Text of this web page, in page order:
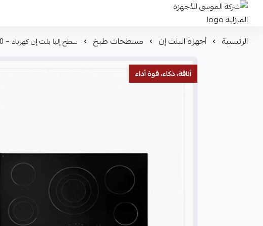
شركة الموسى للأجهزة المنزلية
الرئيسية أجهزة البلت إن مسطحات طبخ سطح إلبا بلت إن كهرباء – 90 سم – سيراميك – 5 مناطق تسخين – AS EVC 906 XF
أناقة، ذكاء، قوة أداء